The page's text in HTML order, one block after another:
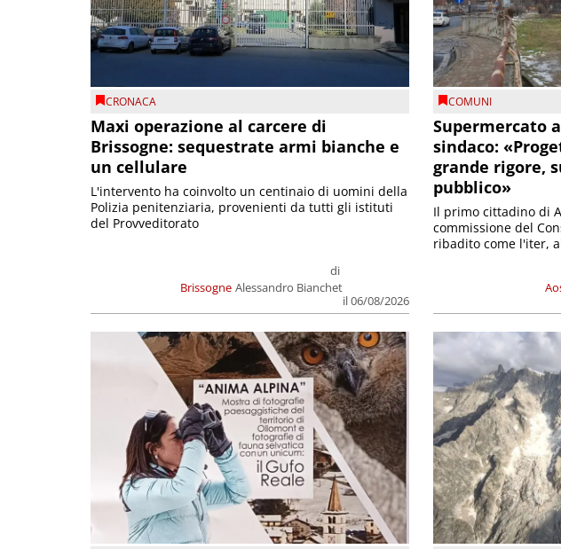
CRONACA
Maxi operazione al carcere di
Brissogne: sequestrate armi bianche e
un cellulare
Brissogne
di
Alessandro Bianchet
il 06/08/2026
L'intervento ha coinvolto un centinaio di uomini della
Polizia penitenziaria, provenienti da tutti gli istituti
del Provveditorato
COMUNI
Supermercato
sindaco:
grande rigore,
pubblico»
Il primo cittadino di
commissione del
ribadito come l'iter,